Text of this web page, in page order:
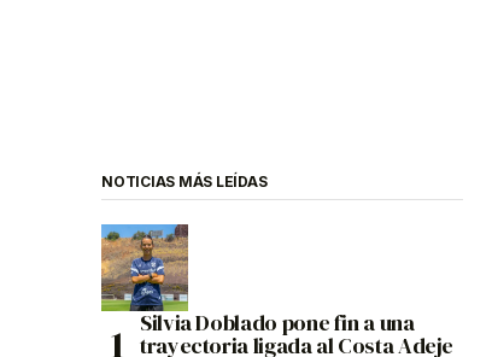
NOTICIAS MÁS LEÍDAS
Silvia Doblado pone fin a una
trayectoria ligada al Costa Adeje